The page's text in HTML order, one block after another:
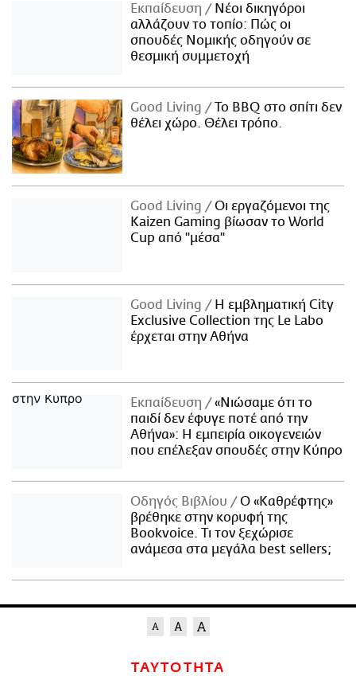
Εκπαίδευση
Νέοι δικηγόροι
αλλάζουν το τοπίο: Πώς οι
σπουδές Νομικής οδηγούν σε
θεσμική συμμετοχή
Good Living
Το BBQ στο σπίτι δεν
θέλει χώρο. Θέλει τρόπο.
Good Living
Οι εργαζόμενοι της
Kaizen Gaming βίωσαν το World
Cup από "μέσα"
Good Living
Η εμβληματική City
Exclusive Collection της Le Labo
έρχεται στην Αθήνα
Εκπαίδευση
«Νιώσαμε ότι το
παιδί δεν έφυγε ποτέ από την
Αθήνα»: Η εμπειρία οικογενειών
που επέλεξαν σπουδές στην Κύπρο
Οδηγός Βιβλίου
Ο «Καθρέφτης»
βρέθηκε στην κορυφή της
Bookvoice. Τι τον ξεχώρισε
ανάμεσα στα μεγάλα best sellers;
ΤΑΥΤΟΤΗΤΑ